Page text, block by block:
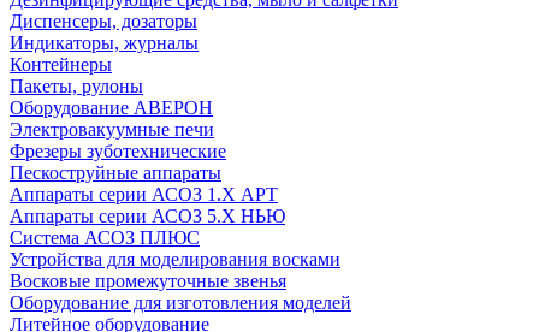
Диспенсеры, дозаторы
Индикаторы, журналы
Контейнеры
Пакеты, рулоны
Оборудование АВЕРОН
Электровакуумные печи
Фрезеры зуботехнические
Пескоструйные аппараты
Аппараты серии АСОЗ 1.Х АРТ
Аппараты серии АСОЗ 5.Х НЬЮ
Система АСОЗ ПЛЮС
Устройства для моделирования восками
Восковые промежуточные звенья
Оборудование для изготовления моделей
Литейное оборудование